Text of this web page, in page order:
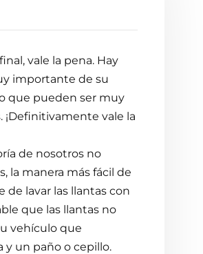
vale la pena. Hay
importante de su
que pueden ser muy
¡Definitivamente vale la
de nosotros no
la manera más fácil de
de lavar las llantas con
que las llantas no
vehículo que
y un paño o cepillo.